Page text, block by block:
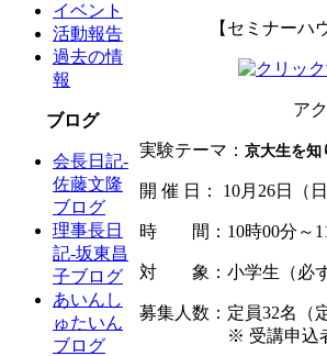
イベント
活動報告
過去の情
報
ブログ
会長日記-
佐藤文隆
ブログ
理事長日
記-坂東昌
子ブログ
あいんし
ゅたいん
ブログ
【セミナーハウス
アクセ
実験テーマ： 京大生を知
開 催 日： 10月26日（日
時 間：10時00分～
対 象：小学生（必ず
募集人数：定員32名（
※ 受講申込者が15